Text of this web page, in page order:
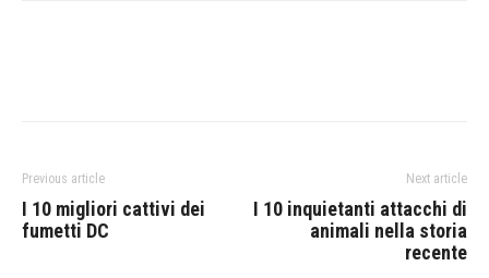
Previous article
I 10 migliori cattivi dei
fumetti DC
Next article
I 10 inquietanti attacchi di
animali nella storia
recente